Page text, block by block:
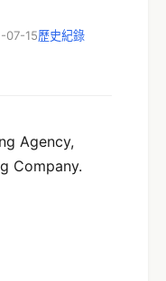
07-15歷史紀錄
Agency,
Company.